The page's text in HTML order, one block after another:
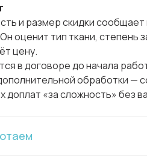
и размер скидки
оценит тип ткани, степень
цену.
в договоре до начала
обработки —
доплат «за сложность» без